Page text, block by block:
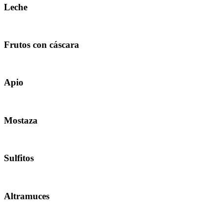
Leche
Frutos con cáscara
Apio
Mostaza
Sulfitos
Altramuces